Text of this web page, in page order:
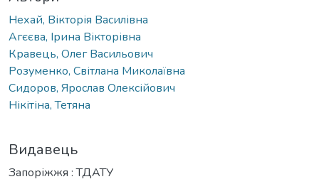
Нехай, Вікторія Василівна
Агєєва, Ірина Вікторівна
Кравець, Олег Васильович
Розуменко, Світлана Миколаївна
Сидоров, Ярослав Олексійович
Нікітіна, Тетяна
Видавець
Запоріжжя : ТДАТУ